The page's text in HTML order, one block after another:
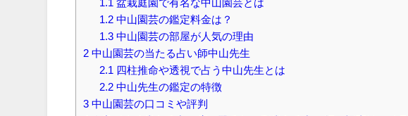
1.1 盆栽庭園で有名な中山園芸とは
1.2 中山園芸の鑑定料金は？
1.3 中山園芸の部屋が人気の理由
2 中山園芸の当たる占い師中山先生
2.1 四柱推命や透視で占う中山先生とは
2.2 中山先生の鑑定の特徴
3 中山園芸の口コミや評判